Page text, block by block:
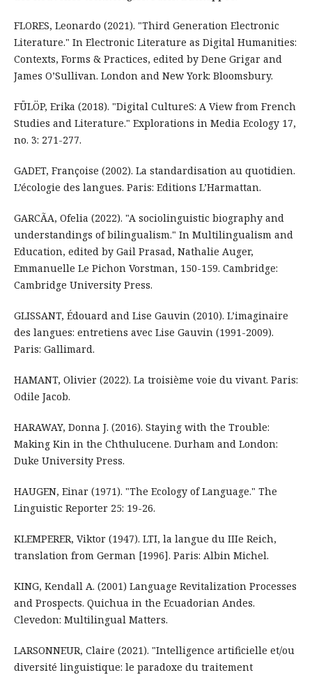
FLORES, Leonardo (2021). "Third Generation Electronic
Literature." In Electronic Literature as Digital Humanities:
Contexts, Forms & Practices, edited by Dene Grigar and
James O’Sullivan. London and New York: Bloomsbury.
FÜLÖP, Erika (2018). "Digital CultureS: A View from French
Studies and Literature." Explorations in Media Ecology 17,
no. 3: 271-277.
GADET, Françoise (2002). La standardisation au quotidien.
L’écologie des langues. Paris: Editions L’Harmattan.
GARCÃA, Ofelia (2022). "A sociolinguistic biography and
understandings of bilingualism." In Multilingualism and
Education, edited by Gail Prasad, Nathalie Auger,
Emmanuelle Le Pichon Vorstman, 150-159. Cambridge:
Cambridge University Press.
GLISSANT, Édouard and Lise Gauvin (2010). L’imaginaire
des langues: entretiens avec Lise Gauvin (1991-2009).
Paris: Gallimard.
HAMANT, Olivier (2022). La troisième voie du vivant. Paris:
Odile Jacob.
HARAWAY, Donna J. (2016). Staying with the Trouble:
Making Kin in the Chthulucene. Durham and London:
Duke University Press.
HAUGEN, Einar (1971). "The Ecology of Language." The
Linguistic Reporter 25: 19-26.
KLEMPERER, Viktor (1947). LTI, la langue du IIIe Reich,
translation from German [1996]. Paris: Albin Michel.
KING, Kendall A. (2001) Language Revitalization Processes
and Prospects. Quichua in the Ecuadorian Andes.
Clevedon: Multilingual Matters.
LARSONNEUR, Claire (2021). "Intelligence artificielle et/ou
diversité linguistique: le paradoxe du traitement